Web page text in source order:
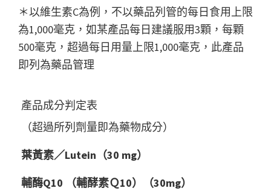
＊以維生素C為例，不以藥品列管的每日食用上限
為1,000毫克，如某產品每日建議服用3顆，每顆
500毫克，超過每日用量上限1,000毫克，此產品
即列為藥品管理
產品成分判定表
（超過所列劑量即為藥物成分）
葉黃素／Lutein（30 mg）
輔酶Q10 （輔酵素Ｑ10）（30mg）